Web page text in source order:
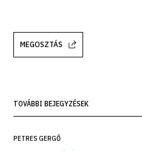
MEGOSZTÁS
TOVÁBBI BEJEGYZÉSEK
PETRES GERGŐ